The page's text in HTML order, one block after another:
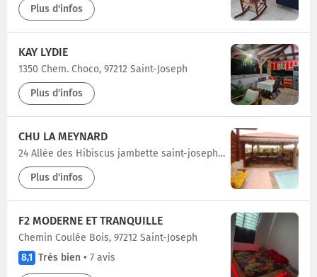
Plus d'infos
KAY LYDIE
1350 Chem. Choco, 97212 Saint-Joseph
Plus d'infos
CHU LA MEYNARD
24 Allée des Hibiscus jambette saint-joseph.97212, 97212 Saint-Joseph
Plus d'infos
F2 MODERNE ET TRANQUILLE
Chemin Coulée Bois, 97212 Saint-Joseph
8,1 Très bien • 7 avis